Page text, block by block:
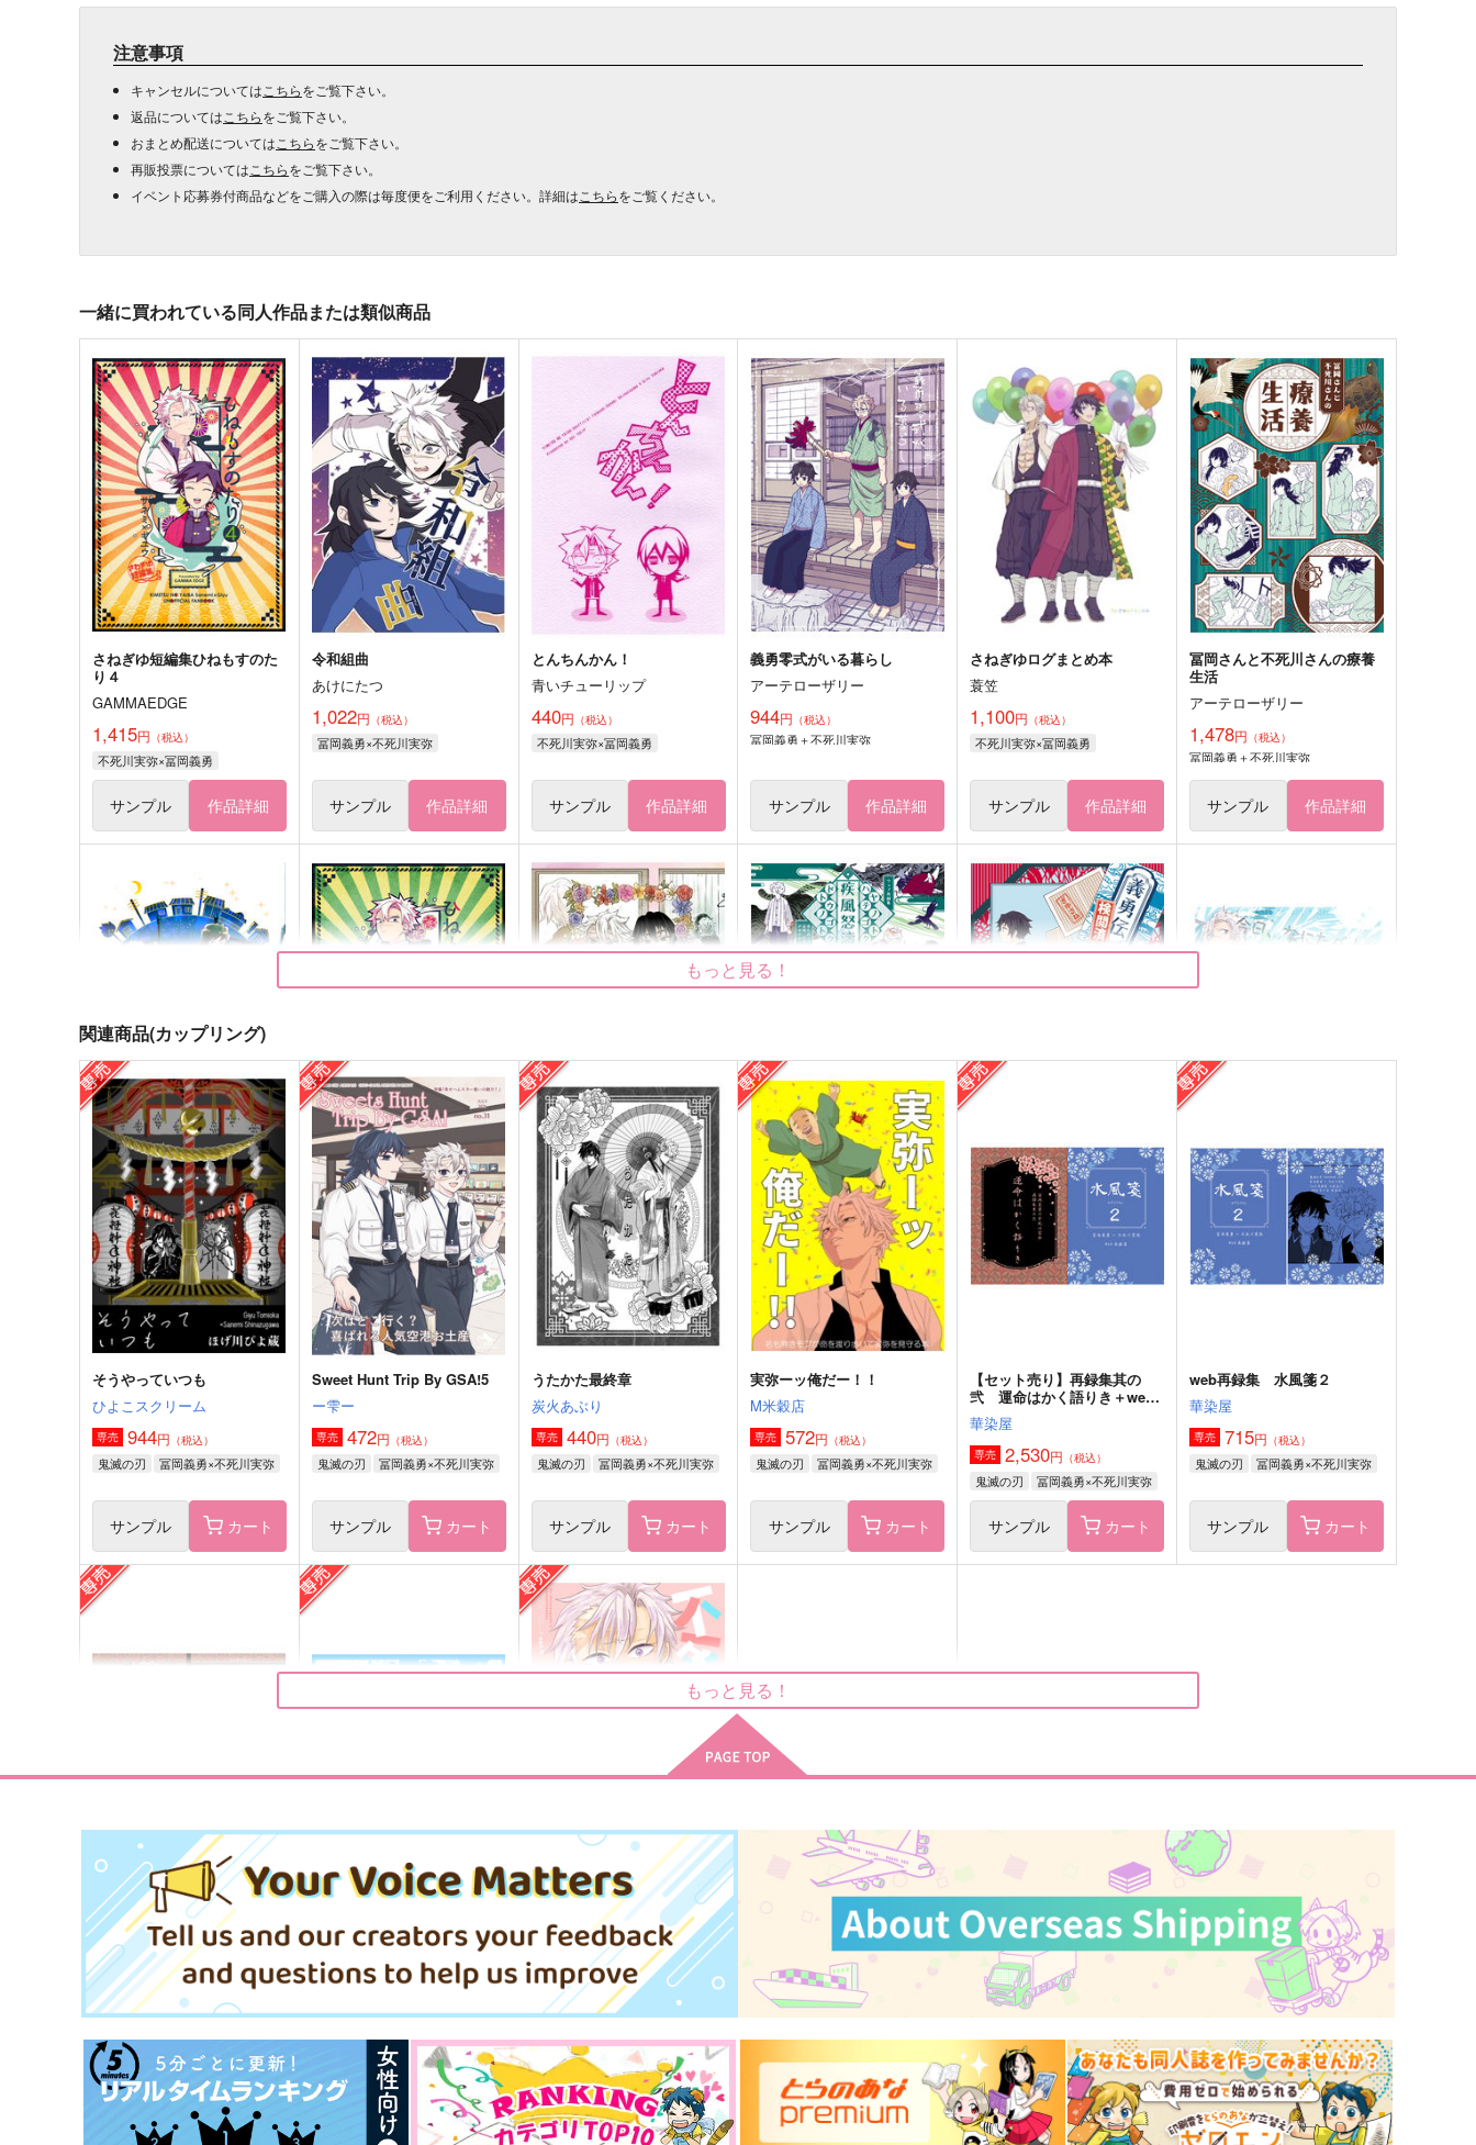
注意事項
キャンセルについては こちらをご覧下さい。
返品については こちらをご覧下さい。
おまとめ配送については こちらをご覧下さい。
再販投票については こちらをご覧下さい。
イベント応募券付商品などをご購入の際は毎度便をご利用ください。詳細は こちらをご覧ください。
一緒に買われている同人作品または類似商品
さねぎゆ短編集ひねもすのた
り４
GAMMAEDGE
1,415円 （税込）
不死川実弥×冨岡義勇
サンプル 作品詳細
令和組曲
あけにたつ
1,022円 （税込）
冨岡義勇×不死川実弥
サンプル 作品詳細
とんちんかん！
青いチューリップ
440円 （税込）
不死川実弥×冨岡義勇
サンプル 作品詳細
義勇零式がいる暮らし
アーテローザリー
944円 （税込）
冨岡義勇＋不死川実弥
サンプル 作品詳細
さねぎゆログまとめ本
蓑笠
1,100円 （税込）
不死川実弥×冨岡義勇
サンプル 作品詳細
冨岡さんと不死川さんの療養
生活
アーテローザリー
1,478円 （税込）
冨岡義勇＋不死川実弥
サンプル 作品詳細
最尤の話
踏んだり蹴ったり
1,642円（税込）
不死川実弥×冨岡義勇
サンプル 作品詳細
ひねもすのたり
GAMMAEDGE
2,299円（税込）
不死川実弥×冨岡義勇
サンプル 作品詳細
頭痛再録集 虹
頭痛
1,650円（税込）
不死川実弥×冨岡義勇
サンプル 作品詳細
疾風ノゴトク 怒濤ノゴトク
アーテローザリー
1,572円（税込）
冨岡義勇＋不死川実弥
サンプル 作品詳細
義勇伝(検閲済)
アーテローザリー
822 （税込）
冨岡義勇×不死川実弥
サンプル 作品詳細
今日、なにたべよ02
松風水月
658円（税込）
不死川実弥×冨岡義勇
サンプル 作品詳細
冨岡さんの就職活動
夜の玉響
黒猫親子
944円（税込）
こんなに可愛いなんて聞いて
ねェ！
ふわ工房
1,257円（税込）
不死川実弥×冨岡義勇
もふっと
629円（税込）
かめや御昼寝堂
472
もっと見る！
関連商品(カップリング)
そうやっていつも
ひよこスクリーム
専売 944円 （税込）
鬼滅の刃 冨岡義勇×不死川実弥
サンプル カート
Sweet Hunt Trip By GSA!5
ー雫ー
専売 472円 （税込）
鬼滅の刃 冨岡義勇×不死川実弥
サンプル カート
うたかた最終章
炭火あぶり
専売 440円 （税込）
鬼滅の刃 冨岡義勇×不死川実弥
サンプル カート
実弥ーッ俺だー！！
M米穀店
専売 572円 （税込）
鬼滅の刃 冨岡義勇×不死川実弥
サンプル カート
【セット売り】再録集其の
弐 運命はかく語りき＋web
再録集 水風箋２
華染屋
専売 2,530円 （税込）
鬼滅の刃 冨岡義勇×不死川実弥
サンプル カート
web再録集 水風箋２
華染屋
専売 715円 （税込）
鬼滅の刃 冨岡義勇×不死川実弥
サンプル カート
再録集其の弐 運命はかく語
りき
華染屋
専売 1,980 円（税込）
鬼滅の刃 冨岡義勇×不死川実弥
ぎゆさねWEB再録集2025
専売 787円（税込）
鬼滅の刃 冨岡義勇×不死川実弥
不死川先生の恋煩い
専売 990円（税込）
鬼滅の刃 冨岡義勇×不死川実弥
もっと見る！